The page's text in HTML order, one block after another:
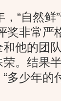
自然鲜”
奖非常严
和他的团
。结果
多少年的